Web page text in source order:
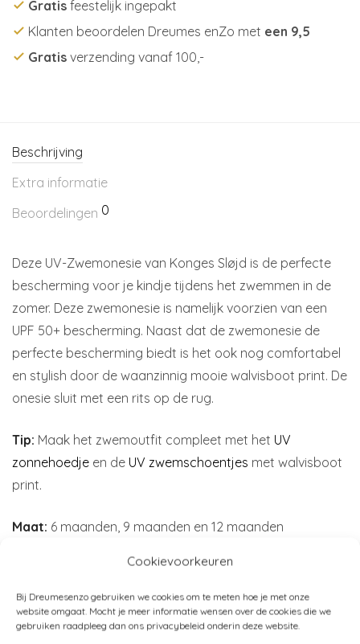
Cookievoorkeuren
Bij Dreumesenzo gebruiken we cookies om te meten hoe je met onze
website omgaat. Mocht je meer informatie wensen over de cookies die we
gebruiken raadpleeg dan ons privacybeleid onderin deze website.
Gratis feestelijk ingepakt
Klanten beoordelen Dreumes enZo met een 9,5
Gratis verzending vanaf 100,-
Beschrijving
Extra informatie
Beoordelingen 0
Deze UV-Zwemonesie van Konges Sløjd is de perfecte
bescherming voor je kindje tijdens het zwemmen in de
zomer. Deze zwemonesie is namelijk voorzien van een
UPF 50+ bescherming. Naast dat de zwemonesie de
perfecte bescherming biedt is het ook nog comfortabel
en stylish door de waanzinnig mooie walvisboot print. De
onesie sluit met een rits op de rug.
Tip: Maak het zwemoutfit compleet met het UV
zonnehoedje en de UV zwemschoentjes met walvisboot
print.
Maat: 6 maanden, 9 maanden en 12 maanden
Merk: Konges Sløjd